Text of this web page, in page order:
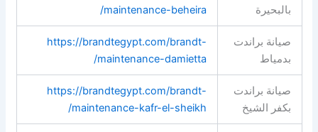
بالبحيرة
maintenance-beheira/
صيانة براندت
بدمياط
https://brandtegypt.com/brandt-
maintenance-damietta/
صيانة براندت
بكفر الشيخ
https://brandtegypt.com/brandt-
maintenance-kafr-el-sheikh/